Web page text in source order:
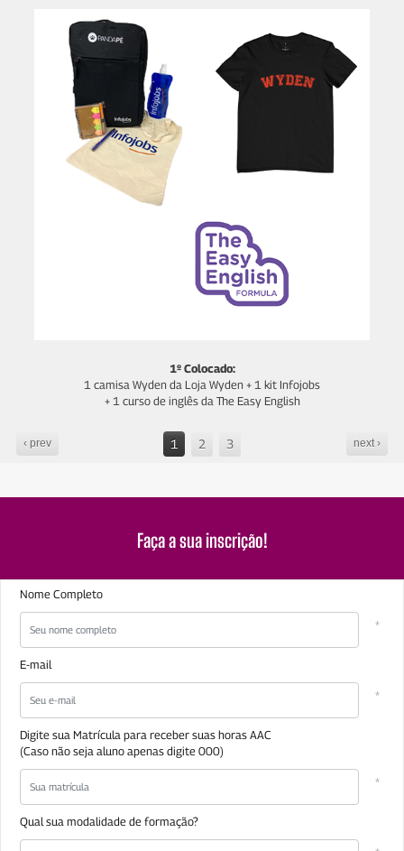
1º Colocado:
1 camisa Wyden da Loja Wyden + 1 kit Infojobs
+ 1 curso de inglês da The Easy English​
‹ prev next ›
1 2 3
Faça a suainscrição!
Nome Completo
E-mail
Digite sua Matrícula para receber suas horas AAC
(Caso não seja aluno apenas digite 000)
Qual sua modalidade de formação?